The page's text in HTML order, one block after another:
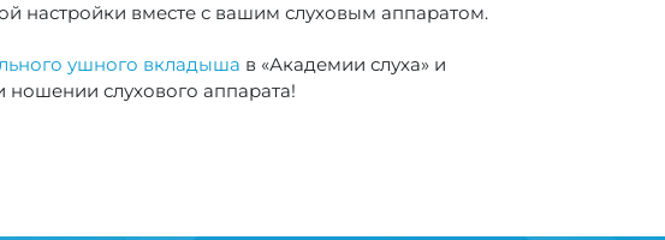
настройки вместе с вашим слуховым аппаратом.
ушного вкладыша в «Академии слуха» и
слухового аппарата!